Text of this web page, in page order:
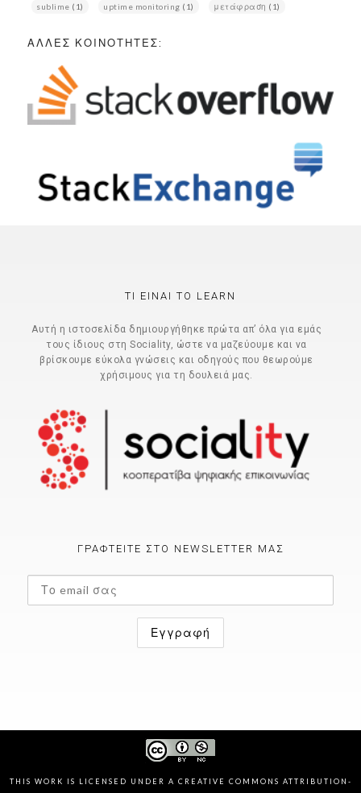
sublime (1) uptime monitoring (1) μετάφραση (1)
ΆΛΛΕΣ ΚΟΙΝΌΤΗΤΕΣ:
ΤΙ ΕΊΝΑΙ ΤΟ LEARN
Αυτή η ιστοσελίδα δημιουργήθηκε πρώτα απ’ όλα για εμάς
τους ίδιους στη Sociality, ώστε να μαζεύουμε και να
βρίσκουμε εύκολα γνώσεις και οδηγούς που θεωρούμε
χρήσιμους για τη δουλειά μας.
ΓΡΑΦΤΕΊΤΕ ΣΤΟ NEWSLETTER ΜΑΣ
THIS WORK IS LICENSED UNDER A CREATIVE COMMONS ATTRIBUTION-